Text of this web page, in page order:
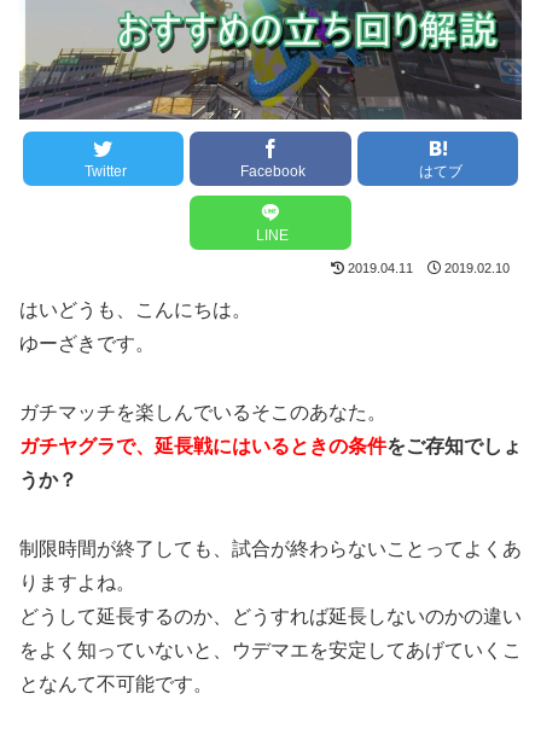
Twitter Facebook はてブ
LINE
2019.04.11 2019.02.10
はいどうも、こんにちは。
ゆーざきです。
ガチマッチを楽しんでいるそこのあなた。
ガチヤグラで、延長戦にはいるときの条件をご存知でしょ
うか？
制限時間が終了しても、試合が終わらないことってよくあ
りますよね。
どうして延長するのか、どうすれば延長しないのかの違い
をよく知っていないと、ウデマエを安定してあげていくこ
となんて不可能です。